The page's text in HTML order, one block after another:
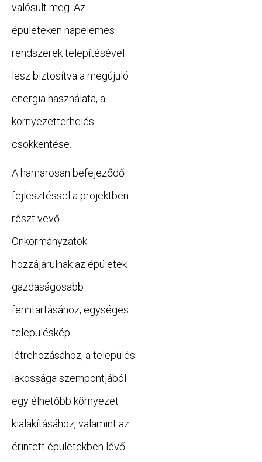
valósult meg. Az
épületeken napelemes
rendszerek telepítésével
lesz biztosítva a megújuló
energia használata, a
környezetterhelés
csökkentése.
A hamarosan befejeződő
fejlesztéssel a projektben
részt vevő
Önkormányzatok
hozzájárulnak az épületek
gazdaságosabb
fenntartásához, egységes
településkép
létrehozásához, a település
lakossága szempontjából
egy élhetőbb környezet
kialakításához, valamint az
érintett épületekben lévő